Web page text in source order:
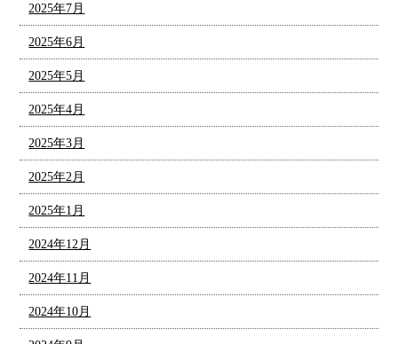
2025年7月
2025年6月
2025年5月
2025年4月
2025年3月
2025年2月
2025年1月
2024年12月
2024年11月
2024年10月